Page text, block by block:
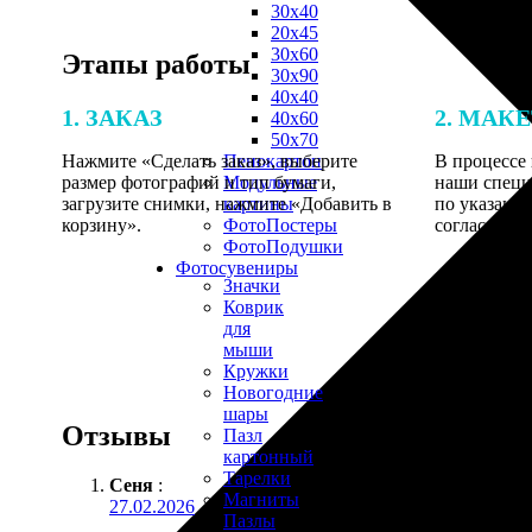
30х40
20х45
30х60
30х90
40х40
40х60
50х70
Пенокартон
Модульные
картины
ФотоПостеры
ФотоПодушки
Фотоcувениры
Значки
Коврик
для
мыши
Кружки
Новогодние
шары
Пазл
картонный
Тарелки
Магниты
Пазлы
Этапы работы
1. ЗАКАЗ
Нажмите «Сделать заказ», выберите
размер фотографий и тип бумаги,
загрузите снимки, нажмите «Добавить в
корзину».
2.
В процессе
наши
по
Отзывы
Сеня :
27.02.2026